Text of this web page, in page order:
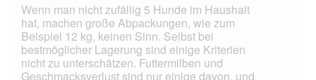
Wenn man nicht zufällig 5 Hunde im Haushalt
hat, machen große Abpackungen, wie zum
Beispiel 12 kg, keinen Sinn. Selbst bei
bestmöglicher Lagerung sind einige Kriterien
nicht zu unterschätzen. Futtermilben und
Geschmacksverlust sind nur einige davon, und